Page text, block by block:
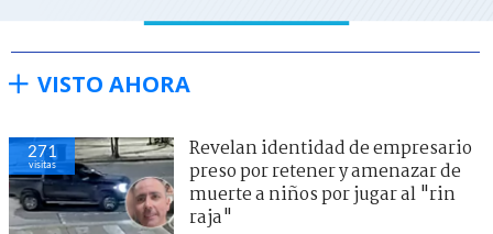
VISTO AHORA
271
visitas
Revelan identidad de empresario
preso por retener y amenazar de
muerte a niños por jugar al "rin
raja"